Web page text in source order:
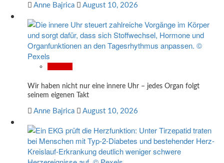
Anne Bajrica August 10, 2026
Wir haben nicht nur eine innere Uhr – jedes Organ folgt
seinem eigenen Takt
Anne Bajrica August 10, 2026